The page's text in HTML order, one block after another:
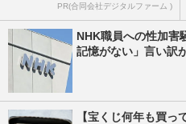
PR(合同会社デジタルファーム )
NHK職員への性加害
記憶がない」言い訳
【宝くじ何年も買っ